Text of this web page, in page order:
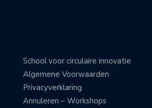
School voor circulaire innovatie
Algemene Voorwaarden
Privacyverklaring
Annuleren – Workshops